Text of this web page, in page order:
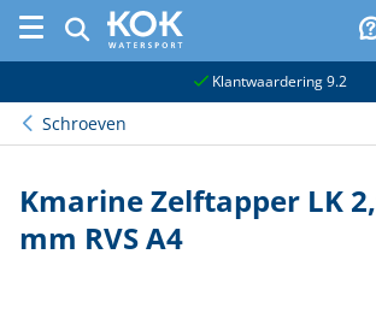
Klantwaardering 9.2
Schroeven
Kmarine Zelftapper LK
mm RVS A4